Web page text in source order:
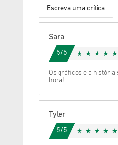
Escreva uma crítica
Cancelar
Sara
5/5
Os gráficos e a história
hora!
Tyler
5/5